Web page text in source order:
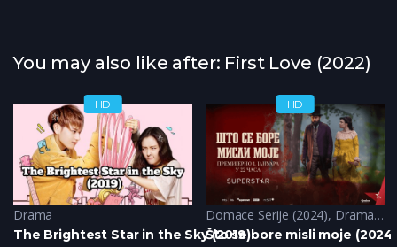
You may also like after: First Love (2022)
HD
Drama
The Brightest Star in the Sky (2019)
HD
Domace Serije (2024), Drama,
Što se bore misli moje (2024)